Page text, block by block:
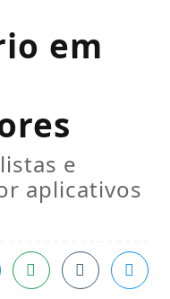
em
e
aplicativos